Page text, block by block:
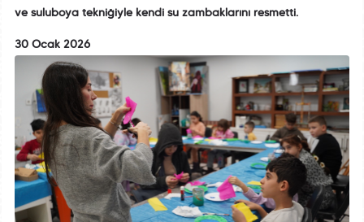
ve suluboya tekniğiyle kendi su zambaklarını resmetti.
30 Ocak 2026